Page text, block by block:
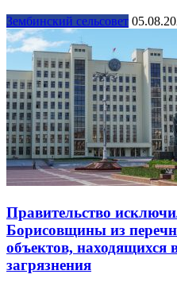
Зембинский сельсовет
Правительство
Борисовщины из
объектов, находящихся
загрязнения